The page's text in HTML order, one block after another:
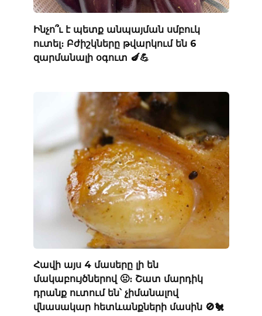
Ինչո՞ւ է պետք անպայման սմբուկ
ուտել։ Բժիշկները թվարկում են 6
զարմանալի օգուտ 🍆💪
Հավի այս 4 մասերը լի են
մակաբույծներով 🤢։ Շատ մարդիկ
դրանք ուտում են՝ չիմանալով
վնասակար հետևանքների մասին 🚫🐔